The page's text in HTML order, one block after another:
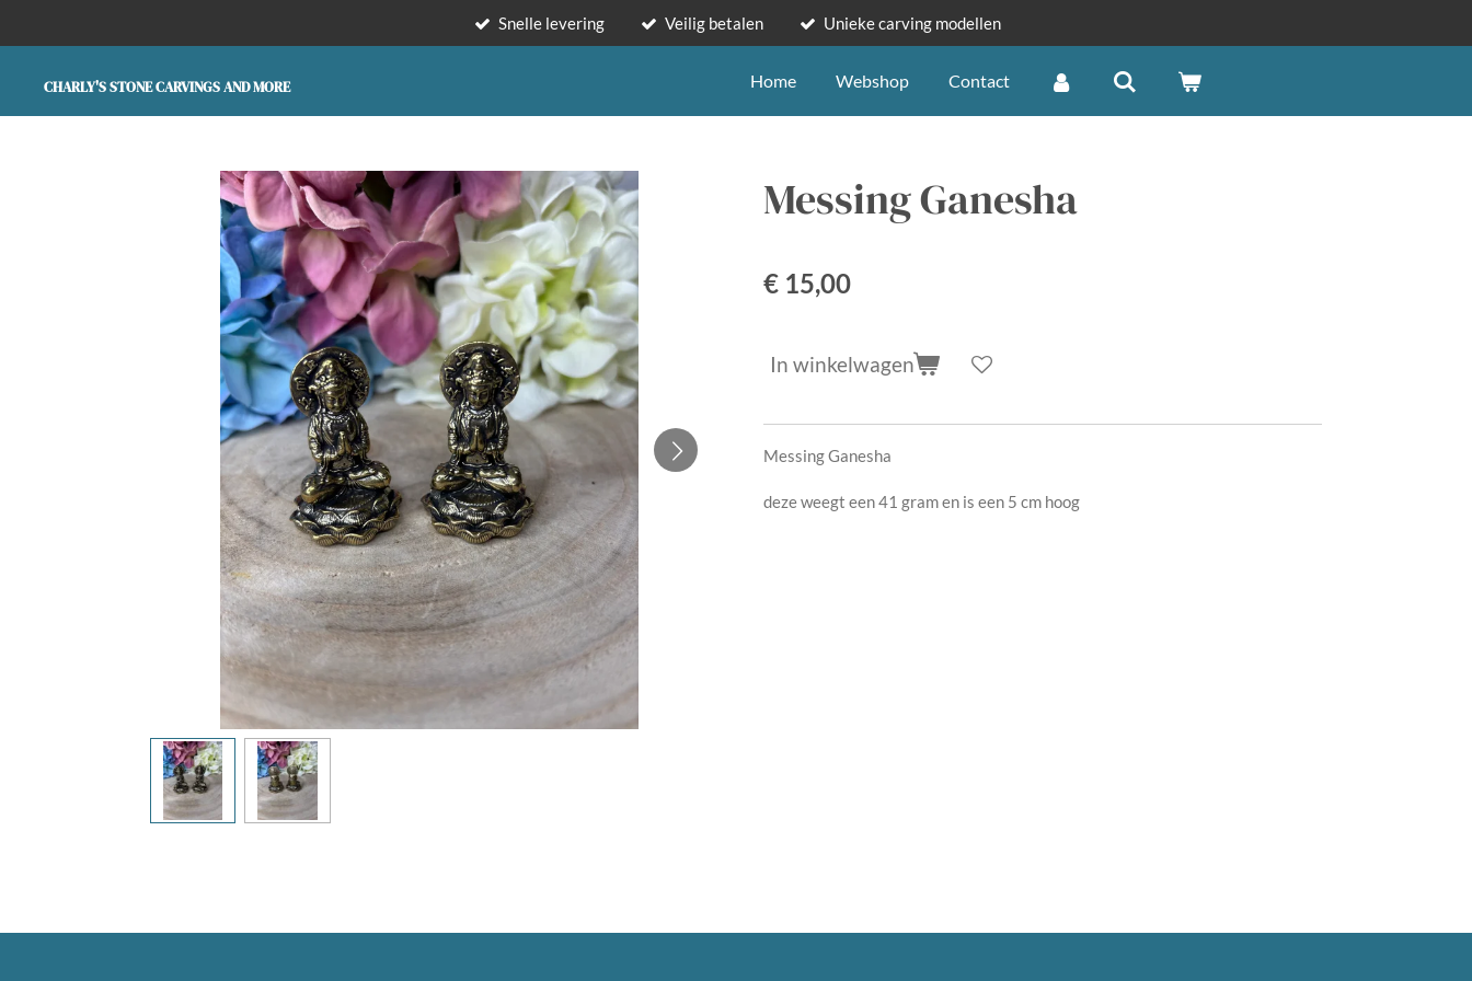
de
Snelle levering Veilig betalen Unieke carving modellen
CHARLY'S STONE CARVINGS AND MORE Home Webshop Contact
Messing Ganesha
€ 15,00
In winkelwagen
Messing Ganesha
deze weegt een 41 gram en is een 5 cm hoog